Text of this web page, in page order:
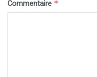
Commentaire *